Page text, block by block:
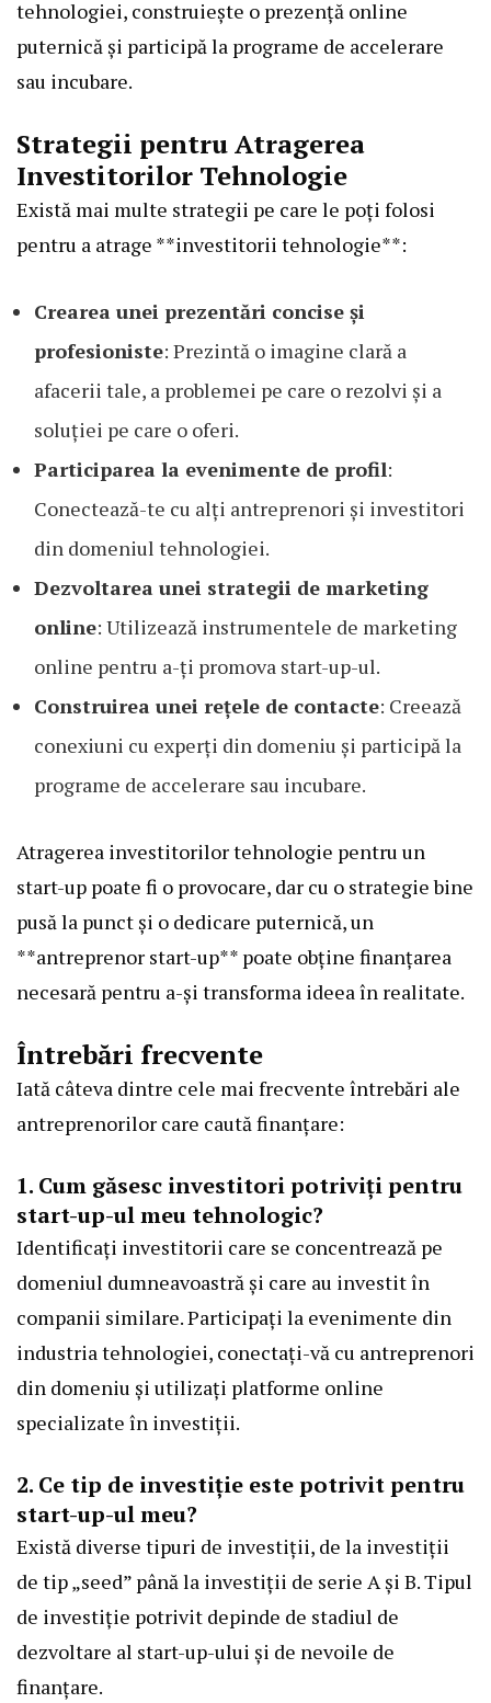
tehnologiei, construiește o prezență online
puternică și participă la programe de accelerare
sau incubare.
Strategii pentru Atragerea
Investitorilor Tehnologie
Există mai multe strategii pe care le poți folosi
pentru a atrage **investitorii tehnologie**:
Crearea unei prezentări concise și
profesioniste: Prezintă o imagine clară a
afacerii tale, a problemei pe care o rezolvi și a
soluției pe care o oferi.
Participarea la evenimente de profil:
Conectează-te cu alți antreprenori și investitori
din domeniul tehnologiei.
Dezvoltarea unei strategii de marketing
online: Utilizează instrumentele de marketing
online pentru a-ți promova start-up-ul.
Construirea unei rețele de contacte: Creează
conexiuni cu experți din domeniu și participă la
programe de accelerare sau incubare.
Atragerea investitorilor tehnologie pentru un
start-up poate fi o provocare, dar cu o strategie bine
pusă la punct și o dedicare puternică, un
**antreprenor start-up** poate obține finanțarea
necesară pentru a-și transforma ideea în realitate.
Întrebări frecvente
Iată câteva dintre cele mai frecvente întrebări ale
antreprenorilor care caută finanțare:
1. Cum găsesc investitori potriviți pentru
start-up-ul meu tehnologic?
Identificați investitorii care se concentrează pe
domeniul dumneavoastră și care au investit în
companii similare. Participați la evenimente din
industria tehnologiei, conectați-vă cu antreprenori
din domeniu și utilizați platforme online
specializate în investiții.
2. Ce tip de investiție este potrivit pentru
start-up-ul meu?
Există diverse tipuri de investiții, de la investiții
de tip „seed” până la investiții de serie A și B. Tipul
de investiție potrivit depinde de stadiul de
dezvoltare al start-up-ului și de nevoile de
finanțare.